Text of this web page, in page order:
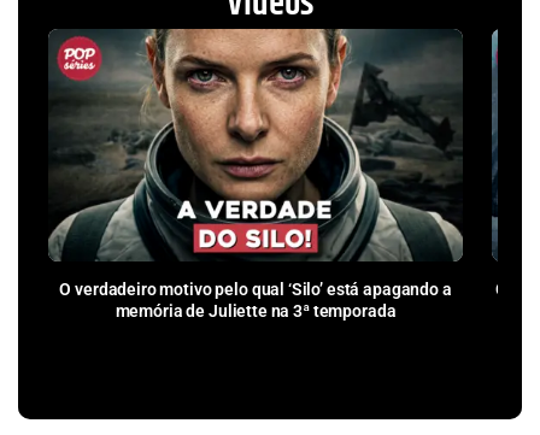
O verdadeiro motivo pelo qual ‘Silo’ está apagando a
memória de Juliette na 3ª temporada